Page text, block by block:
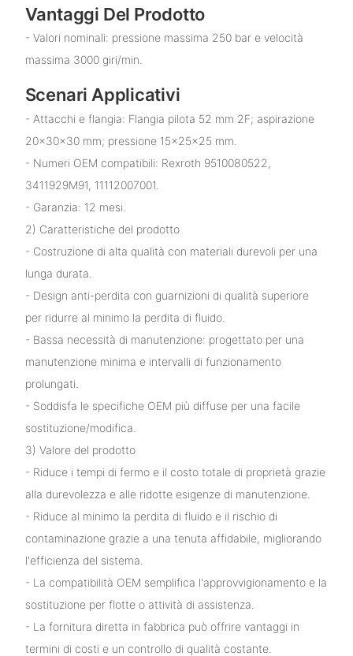
Vantaggi Del Prodotto
- Valori nominali: pressione massima 250 bar e velocità
massima 3000 giri/min.
Scenari Applicativi
- Attacchi e flangia: Flangia pilota 52 mm 2F; aspirazione
20×30×30 mm; pressione 15×25×25 mm.
- Numeri OEM compatibili: Rexroth 9510080522,
3411929M91, 11112007001.
- Garanzia: 12 mesi.
2) Caratteristiche del prodotto
- Costruzione di alta qualità con materiali durevoli per una
lunga durata.
- Design anti-perdita con guarnizioni di qualità superiore
per ridurre al minimo la perdita di fluido.
- Bassa necessità di manutenzione: progettato per una
manutenzione minima e intervalli di funzionamento
prolungati.
- Soddisfa le specifiche OEM più diffuse per una facile
sostituzione/modifica.
3) Valore del prodotto
- Riduce i tempi di fermo e il costo totale di proprietà grazie
alla durevolezza e alle ridotte esigenze di manutenzione.
- Riduce al minimo la perdita di fluido e il rischio di
contaminazione grazie a una tenuta affidabile, migliorando
l'efficienza del sistema.
- La compatibilità OEM semplifica l'approvvigionamento e la
sostituzione per flotte o attività di assistenza.
- La fornitura diretta in fabbrica può offrire vantaggi in
termini di costi e un controllo di qualità costante.